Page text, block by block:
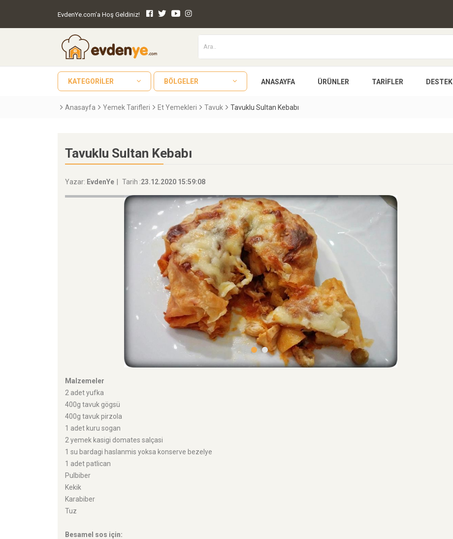
EvdenYe.com'a Hoş Geldiniz!
KATEGORILER BÖLGELER ANASAYFA ÜRÜNLER TARIFLER DESTEK
Anasayfa Yemek Tarifleri Et Yemekleri Tavuk Tavuklu Sultan Kebabı
Tavuklu Sultan Kebabı
Yazar: EvdenYe Tarih :23.12.2020 15:59:08
Malzemeler
2 adet yufka
400g tavuk gögsü
400g tavuk pirzola
1 adet kuru sogan
2 yemek kasigi domates salçasi
1 su bardagi haslanmis yoksa konserve bezelye
1 adet patlican
Pulbiber
Kekik
Karabiber
Tuz
Besamel sos için: